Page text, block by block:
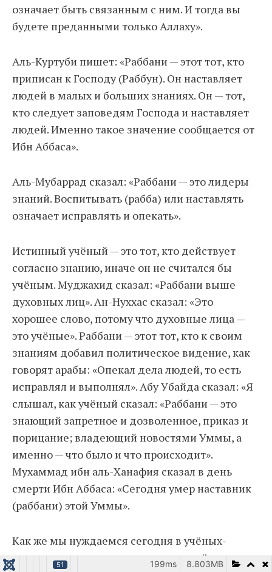
означает быть связанным с ним. И тогда вы
будете преданными только Аллаху».
Аль-Куртуби пишет: «Раббани — этот тот, кто
приписан к Господу (Раббун). Он наставляет
людей в малых и больших знаниях. Он — тот,
кто следует заповедям Господа и наставляет
людей. Именно такое значение сообщается от
Ибн Аббаса».
Аль-Мубаррад сказал: «Раббани — это лидеры
знаний. Воспитывать (рабба) или наставлять
означает исправлять и опекать».
Истинный учёный — это тот, кто действует
согласно знанию, иначе он не считался бы
учёным. Муджахид сказал: «Раббани выше
духовных лиц». Ан-Нуххас сказал: «Это
хорошее слово, потому что духовные лица —
это учёные». Раббани — этот тот, кто к своим
знаниям добавил политическое видение, как
говорят арабы: «Опекал дела людей, то есть
исправлял и выполнял». Абу Убайда сказал: «Я
слышал, как учёный сказал: «Раббани — это
знающий запретное и дозволенное, приказ и
порицание; владеющий новостями Уммы, а
именно — что было и что происходит».
Мухаммад ибн аль-Ханафия сказал в день
смерти Ибн Аббаса: «Сегодня умер наставник
(раббани) этой Уммы».
Как же мы нуждаемся сегодня в учёных-
наставниках-политиках, которые днём и
51 8.803MB
199ms